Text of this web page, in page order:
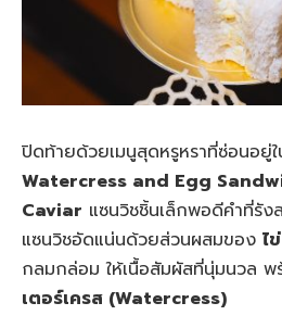
ปิดท้ายด้วยเมนูสุดหรูหราที่ซ่อนอยู่
Watercress and Egg
Caviar แซนวิชชิ้นเล็กพอดีคำที่รั
แซนวิชอัดแน่นด้วยส่วนผสมของ ไข่
กลมกล่อม ให้เนื้อสัมผัสที่นุ่มนวล พ
เตอร์เครส (Watercress)